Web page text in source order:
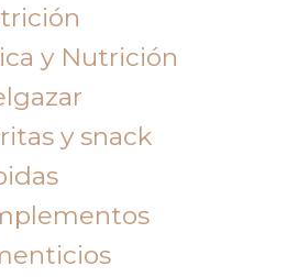
y Nutrición
y snack